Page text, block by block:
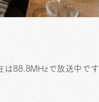
88.8MHzで放送中です